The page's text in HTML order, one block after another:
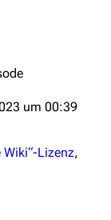
um 00:39
Wiki“-Lizenz,